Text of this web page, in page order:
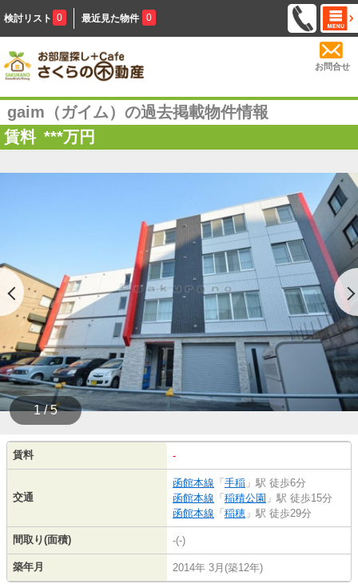
検討リスト 0 最近見た物件 0
お問合せ
gaim（ガイム）の過去掲載物件情報
賃料 ***万円
1 / 5
賃料 -
交通
函館本線 「手稲 」駅 徒歩6分
函館本線 「稲積公園 」駅 徒歩15分
函館本線 「稲穂 」駅 徒歩29分
間取り(面積) -(-)
築年月 2014年 3月(築12年)